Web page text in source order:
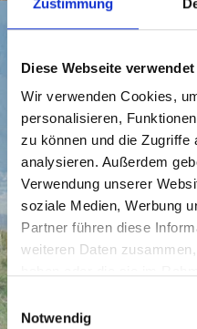
Diese Webseite
Wir verwenden Cookies,
personalisieren,
zu können und die Zugriffe
analysieren. Außerdem
Verwendung unserer
soziale Medien, Werbung
Partner führen diese
weiteren Daten
E
Notwendig